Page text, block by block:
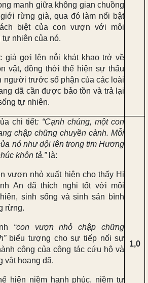
manh giữa không gian chuồng
rừng già, qua đó làm nổi bật
biệt của con vượn với môi
nhiên của nó.
giả gợi lên nỗi khát khao trở về
vật, đồng thời thể hiện sự thấu
người trước số phận của các loài
dã cần được bảo tồn và trả lại
tự nhiên.
chi tiết: “Cạnh chúng, một con
chập chững chuyền cành. Mỗi
nó như dội lên trong tim Hương
khôn tả.”là:
vượn nhỏ xuất hiện cho thấy Hi
An đã thích nghi tốt với môi
sinh sống và sinh sản bình
rừng.
“con vượn nhỏ chập chững
biểu tượng cho sự tiếp nối sự
công của công tác cứu hộ và
vật hoang dã.
hiện niềm hạnh phúc, niềm tự
1,0